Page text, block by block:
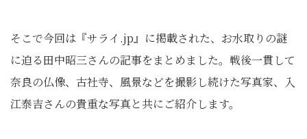
そこで今回は『サライ.jp』に掲載された、お水取りの謎
に迫る田中昭三さんの記事をまとめました。戦後一貫して
奈良の仏像、古社寺、風景などを撮影し続けた写真家、入
江泰吉さんの貴重な写真と共にご紹介します。